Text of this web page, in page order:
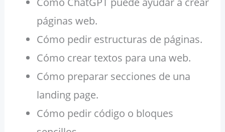
páginas web.
Cómo pedir estructuras de páginas.
Cómo crear textos para una web.
Cómo preparar secciones de una
landing page.
Cómo pedir código o bloques